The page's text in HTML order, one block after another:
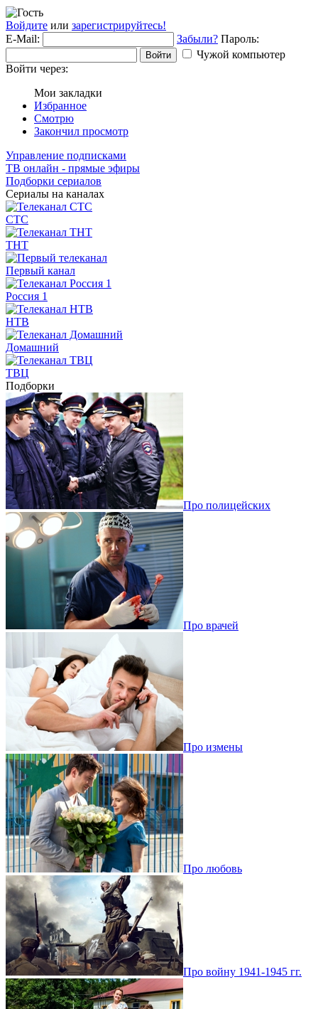
Войдите или зарегистрируйтесь!
E-Mail:
Забыли? Пароль:
Войти
Чужой компьютер
Войти через:
Мои закладки
Избранное
Смотрю
Закончил просмотр
Управление подписками
ТВ онлайн - прямые эфиры
Подборки сериалов
Сериалы на каналах
СТС
ТНТ
Первый канал
Россия 1
НТВ
Домашний
ТВЦ
Подборки
Про полицейских
Про врачей
Про измены
Про любовь
Про войну 1941-1945 гг.